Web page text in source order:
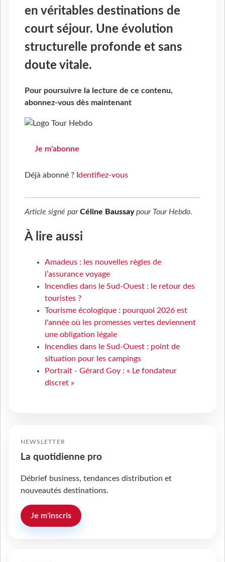
en véritables destinations de
court séjour. Une évolution
structurelle profonde et sans
doute vitale.
Pour poursuivre la lecture de ce contenu,
abonnez-vous dès maintenant
Je m'abonne
Déjà abonné ? Identifiez-vous
Article signé parCéline Baussaypour Tour Hebdo.
À lire aussi
Amadeus : les nouvelles règles de
l’assurance voyage
Incendies dans le Sud-Ouest : le retour des
touristes ?
Tourisme écologique : pourquoi 2026 est
l'année où les promesses vertes deviennent
une obligation légale
Incendies dans le Sud-Ouest : point de
situation pour les campings
Portrait - Gérard Goy : « Le fondateur
discret »
NEWSLETTER
La quotidienne pro
Débrief business, tendances distribution et
nouveautés destinations.
Je m'inscris